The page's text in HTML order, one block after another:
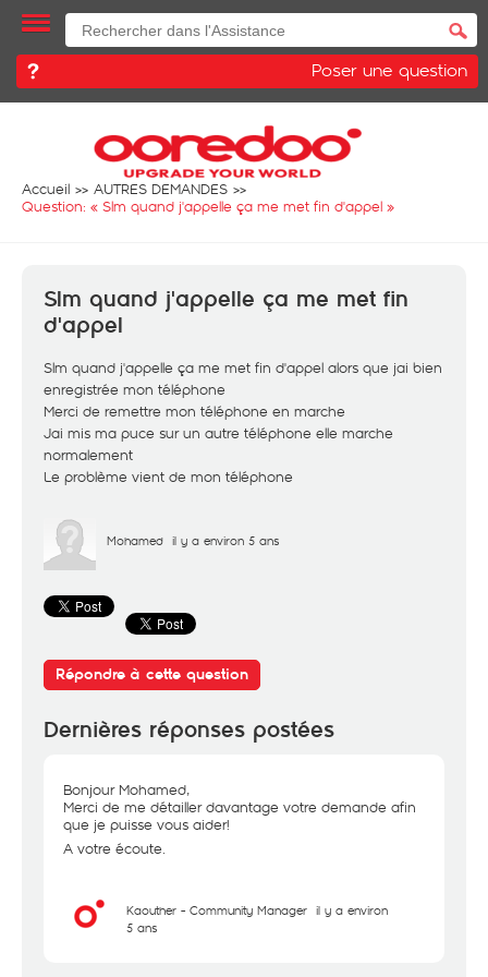
Poser une question
Accueil
AUTRES DEMANDES
Question: « Slm quand j'appelle ça me met fin d'appel »
Slm quand j'appelle ça me met fin
d'appel
Slm quand j'appelle ça me met fin d'appel alors que jai bien
enregistrée mon téléphone
Merci de remettre mon téléphone en marche
Jai mis ma puce sur un autre téléphone elle marche
normalement
Le problème vient de mon téléphone
Mohamed il y a environ 5 ans
Répondre à cette question
Dernières réponses postées
Bonjour Mohamed,
Merci de me détailler davantage votre demande afin
que je puisse vous aider!
A votre écoute.
Kaouther - Community Manager il y a environ
5 ans